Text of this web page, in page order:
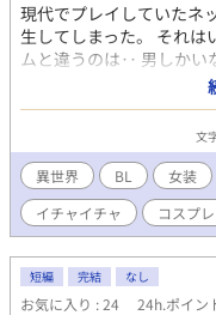
現代でプレイしていたネ
生してしまった。 それ
ムと違うのは‥ 男しかい
したのは俺の好みを詰め
だけ男なんだよ！ でも
ゃった？ ただ、産まれ
れません。 リアルで、が
粧や裁縫技術を使って洋
義です。 ＢＬですが、ま
なものを詰め込んでいく
好きなので、苦手な方は
て再度加筆修正したもの
順次upしています
文
異世界 BL 女装
イチャイチャ
コスプ
短編 完結 なし
お気に入り : 24 24h.ポイン